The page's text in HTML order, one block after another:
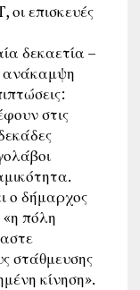
επισκευές
δεκαετία –
ανάκαμψη
στις
ο δήμαρχος
πόλη
στάθμευσης
κίνηση».